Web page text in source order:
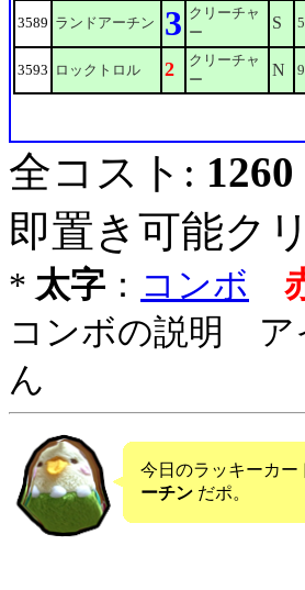
3589 ランドアーチン 3 クリーチャ
ー
S
3593 ロックトロル 2
クリーチャ
ー
N
全コスト:
即置き可能ク
* 太字 ： コンボ
コンボの説明 ア
ん
今日のラッキーカー
ーチン だポ。